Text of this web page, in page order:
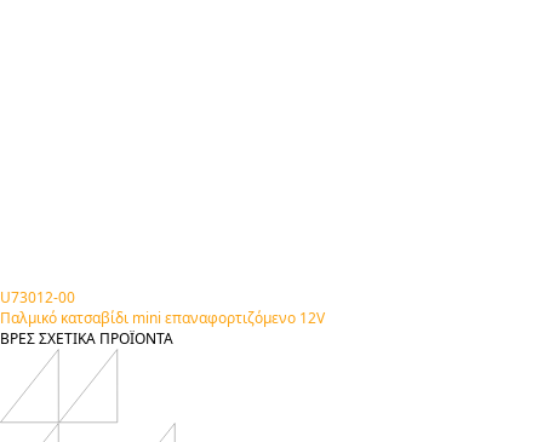
U73012-00
Παλμικό κατσαβίδι mini επαναφορτιζόμενο 12V
ΒΡΕΣΣΧΕΤΙΚΑ ΠΡΟΪΟΝΤΑ